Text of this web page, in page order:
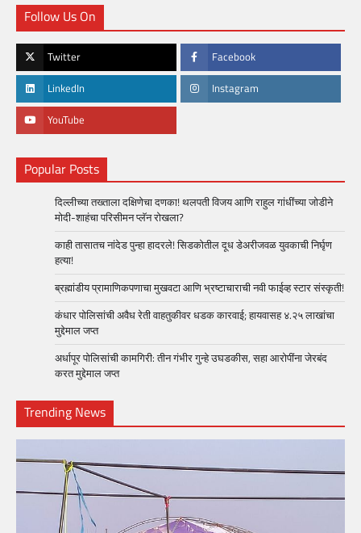
Follow Us On
Twitter Facebook
LinkedIn Instagram
YouTube
Popular Posts
दिल्लीच्या तख्ताला दक्षिणेचा दणका! थलपती विजय आणि राहुल गांधींच्या जोडीने
मोदी-शाहंचा परिसीमन प्लॅन रोखला?
काही तासातच नांदेड पुन्हा हादरले! सिडकोतील दूध डेअरीजवळ युवकाची निर्घृण
हत्या!
ब्रह्मांडीय प्रामाणिकपणाचा मुखवटा आणि भ्रष्टाचाराची नवी फाईव्ह स्टार संस्कृती!
कंधार पोलिसांची अवैध रेती वाहतुकीवर धडक कारवाई; हायवासह ४.२५ लाखांचा
मुद्देमाल जप्त
अर्धापूर पोलिसांची कामगिरी: तीन गंभीर गुन्हे उघडकीस, सहा आरोपींना जेरबंद
करत मुद्देमाल जप्त
Trending News